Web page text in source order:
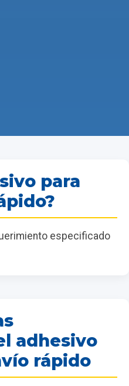
para
especificado
adhesivo
rápido